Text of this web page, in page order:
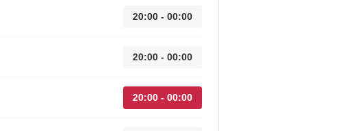
20:00 - 00:00
20:00 - 00:00
20:00 - 00:00